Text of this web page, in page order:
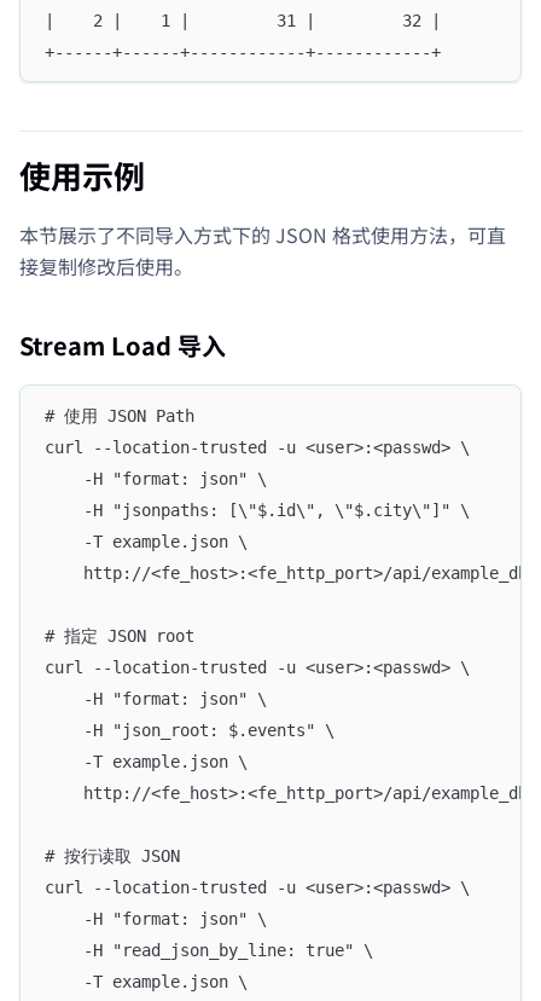
|    2 |    1 |         31 |         32 |
+------+------+------------+------------+
使用示例
本节展示了不同导入方式下的 JSON 格式使用方法，可直
接复制修改后使用。
Stream Load 导入
# 使用 JSON Path
curl --location-trusted -u <user>:<passwd> \
    -H "format: json" \
    -H "jsonpaths: [\"$.id\", \"$.city\"]" \
    -T example.json \
http://<fe_host>:<fe_http_port>/api/
# 指定 JSON root
curl --location-trusted -u <user>:<passwd> \
    -H "format: json" \
    -H "json_root: $.events" \
    -T example.json \
http://<fe_host>:<fe_http_port>/api/
# 按行读取 JSON
curl --location-trusted -u <user>:<passwd> \
    -H "format: json" \
    -H "read_json_by_line: true" \
    -T example.json \